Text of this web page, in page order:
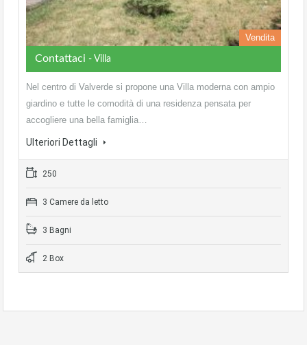
Vendita
Contattaci - Villa
Nel centro di Valverde si propone una Villa moderna con ampio
giardino e tutte le comodità di una residenza pensata per
accogliere una bella famiglia…
Ulteriori Dettagli
250
3 Camere da letto
3 Bagni
2 Box